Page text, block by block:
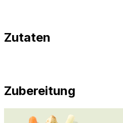
Zutaten
Zubereitung